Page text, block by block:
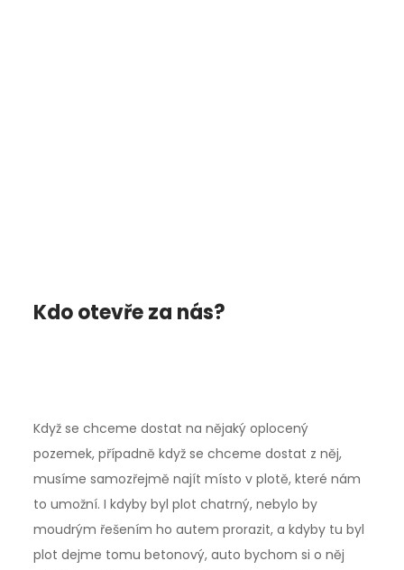
Kdo otevře za nás?
Když se chceme dostat na nějaký oplocený
pozemek, případně když se chceme dostat z něj,
musíme samozřejmě najít místo v plotě, které nám
to umožní. I kdyby byl plot chatrný, nebylo by
moudrým řešením ho autem prorazit, a kdyby tu byl
plot dejme tomu betonový, auto bychom si o něj